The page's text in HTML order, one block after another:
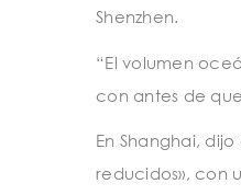
Shenzhen.
“El volumen
con antes de
En Shanghai,
reducidos», con